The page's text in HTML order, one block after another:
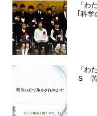
「わ
｢科
「わ
Ｓ 苦